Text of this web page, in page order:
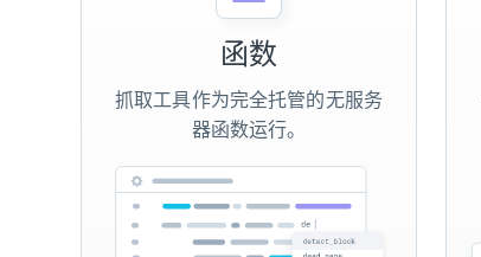
函数
抓取工具作为完全托管的无服务
器函数运行。